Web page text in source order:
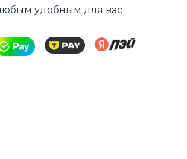
удобным для вас